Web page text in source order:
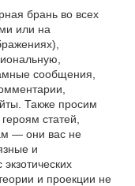
брань во всех
или на
сообщения,
Также просим
статей,
— они вас не
и
и проекции не